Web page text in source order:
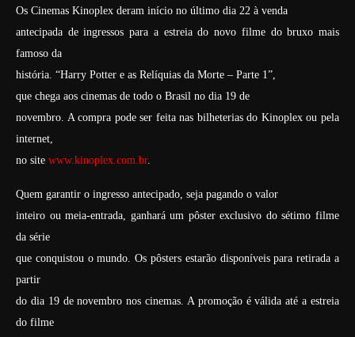
Os Cinemas Kinoplex deram início no último dia 22 à venda
antecipada de ingressos para a estreia do novo filme do bruxo mais
famoso da
história. “Harry Potter e as Relíquias da Morte – Parte 1”,
que chega aos cinemas de todo o Brasil no dia 19 de
novembro. A compra pode ser feita nas bilheterias do Kinoplex ou pela
internet,
no site www.kinoplex.com.br.
Quem garantir o ingresso antecipado, seja pagando o valor
inteiro ou meia-entrada, ganhará um pôster exclusivo do sétimo filme
da série
que conquistou o mundo. Os pôsters estarão disponíveis para retirada a
partir
do dia 19 de novembro nos cinemas. A promoção é válida até a estreia
do filme